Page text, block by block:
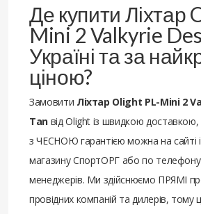
Де купити Ліхтар
Mini 2 Valkyrie
Україні та за
ціною?
Замовити Ліхтар Olight PL-Mini 2
Tanвід Olight із швидкою доставкою,
з ЧЕСНОЮ гарантією можна на сайті
магазину СпортОРГ або по
менеджерів. Ми здійснюємо ПРЯМІ
провідних компаній та дилерів, тому